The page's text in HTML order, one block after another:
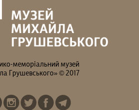
меморіальний музей
Грушевського» © 2017